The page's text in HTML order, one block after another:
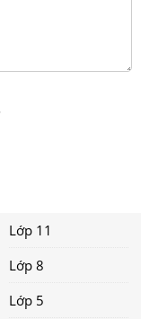
Lớp 11
Lớp 8
Lớp 5